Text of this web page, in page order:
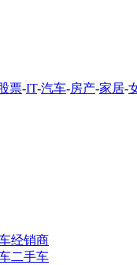
票-IT-汽车-房产-家居-
经销商
二手车